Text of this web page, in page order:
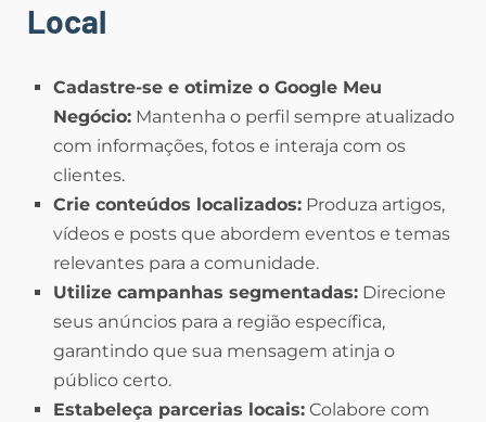
Local
Cadastre-se e otimize o Google Meu
Negócio: Mantenha o perfil sempre atualizado
com informações, fotos e interaja com os
clientes.
Crie conteúdos localizados: Produza artigos,
vídeos e posts que abordem eventos e temas
relevantes para a comunidade.
Utilize campanhas segmentadas: Direcione
seus anúncios para a região específica,
garantindo que sua mensagem atinja o
público certo.
Estabeleça parcerias locais: Colabore com